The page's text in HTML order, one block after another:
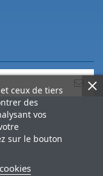
ceux de tiers
des
vos
sur le bouton